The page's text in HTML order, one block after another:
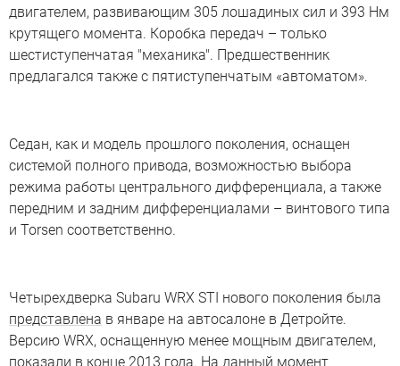
двигателем, развивающим 305 лошадиных сил и 393 Нм
крутящего момента. Коробка передач – только
шестиступенчатая "механика". Предшественник
предлагался также с пятиступенчатым «автоматом».
Седан, как и модель прошлого поколения, оснащен
системой полного привода, возможностью выбора
режима работы центрального дифференциала, а также
передним и задним дифференциалами – винтового типа
и Torsen соответственно.
Четырехдверка Subaru WRX STI нового поколения была
представлена в январе на автосалоне в Детройте.
Версию WRX, оснащенную менее мощным двигателем,
показали в конце 2013 года. На данный момент